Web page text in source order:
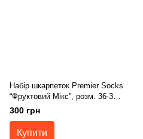
Набір шкарпеток Premier Socks
“Фруктовий Мікс”, розм. 36-39,
40-42, 43-45
300 грн
Купити